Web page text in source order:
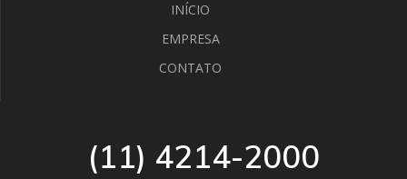
INÍCIO
EMPRESA
CONTATO
(11) 4214-2000